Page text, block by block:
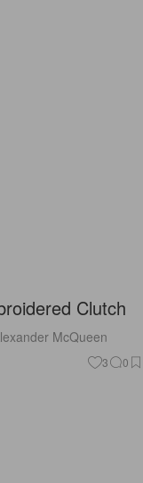
Clutch
McQueen
3 0